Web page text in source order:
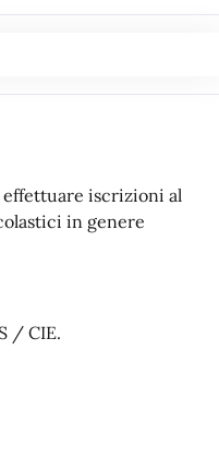
iscrizioni al
in genere
/ CIE.